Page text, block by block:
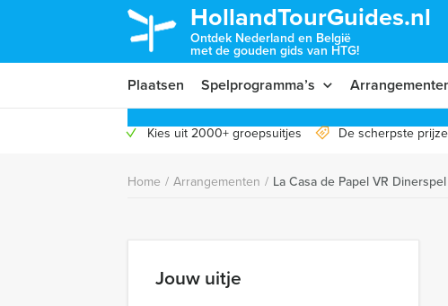
HollandTourGuides.nl
Ontdek Nederland en België
met de gouden gids van HTG!
Plaatsen Spelprogramma’s
Kies uit 2000+ groepsuitjes De scherpste
Home / Arrangementen / La Casa de Papel VR
Jouw uitje